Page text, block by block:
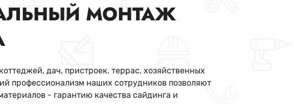
МОНТАЖ
дач, пристроек, террас, хозяйственных
профессионализм наших сотрудников позволяют
- гарантию качества сайдинга и